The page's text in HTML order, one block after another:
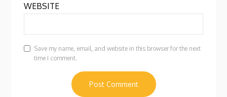
WEBSITE
Save my name, email, and website in this browser for the next
time I comment.